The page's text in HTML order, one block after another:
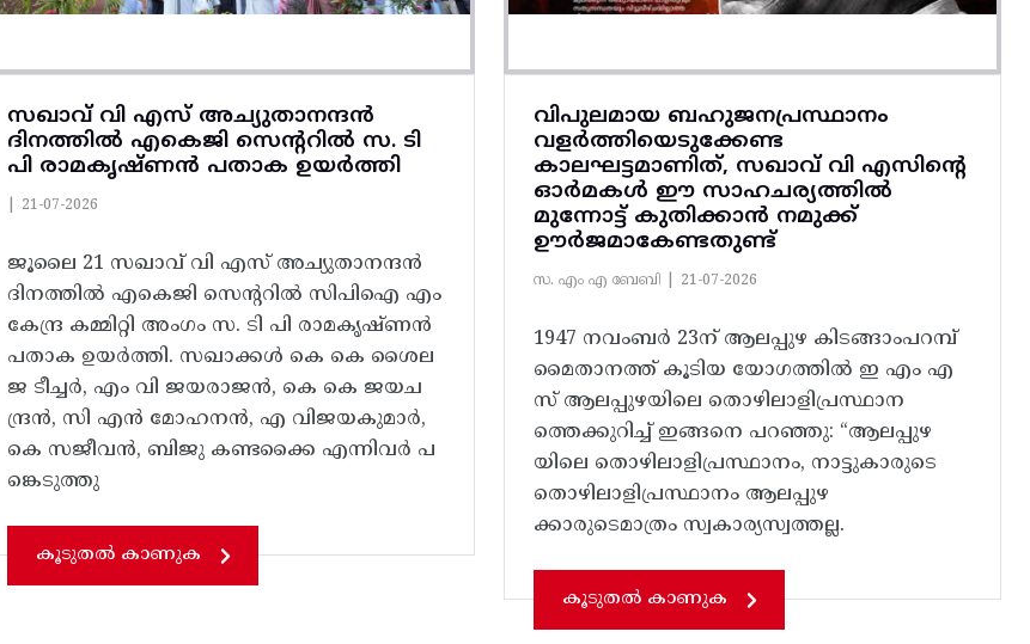
സഖാവ് വി എസ് അച്യുതാനന്ദൻ
ദിനത്തിൽ എകെജി സെന്ററിൽ സ. ടി
പി രാമകൃഷ്‌ണൻ പതാക ഉയർത്തി
21-07-2026
ജൂലൈ 21 സഖാവ് വി എസ് അച്യുതാനന്ദൻ
ദിനത്തിൽ എകെജി സെന്ററിൽ സിപിഐ എം
കേന്ദ്ര കമ്മിറ്റി അംഗം സ. ടി പി രാമകൃഷ്‌ണൻ
പതാക ഉയർത്തി. സഖാക്കൾ കെ കെ ശൈല
ജ ടീച്ചർ, എം വി ജയരാജൻ, കെ കെ ജയച
ന്ദ്രൻ, സി എൻ മോഹനൻ, എ വിജയകുമാർ,
കെ സജീവൻ, ബിജു കണ്ടക്കൈ എന്നിവർ പ
ങ്കെടുത്തു
കൂടുതൽ കാണുക
വിപുലമായ ബഹുജനപ്രസ്ഥാനം
വളർത്തിയെടുക്കേണ്ട
കാലഘട്ടമാണിത്, സഖാവ് വി എസിന്റെ
ഓർമകൾ ഈ സാഹചര്യത്തിൽ
മുന്നോട്ട്‌ കുതിക്കാൻ നമുക്ക്
ഊർജമാകേണ്ടതുണ്ട്
സ. എം എ ബേബി | 21-07-2026
1947 നവംബർ 23ന് ആലപ്പുഴ കിടങ്ങാംപറമ്പ്‌
മൈതാനത്ത്‌ കൂടിയ യോഗത്തിൽ ഇ എം എ
സ് ആലപ്പുഴയിലെ തൊഴിലാളിപ്രസ്ഥാന
ത്തെക്കുറിച്ച് ഇങ്ങനെ പറഞ്ഞു: “ആലപ്പുഴ
യിലെ തൊഴിലാളിപ്രസ്ഥാനം, നാട്ടുകാരുടെ
തൊഴിലാളിപ്രസ്ഥാനം ആലപ്പുഴ
ക്കാരുടെമാത്രം സ്വകാര്യസ്വത്തല്ല.
കൂടുതൽ കാണുക